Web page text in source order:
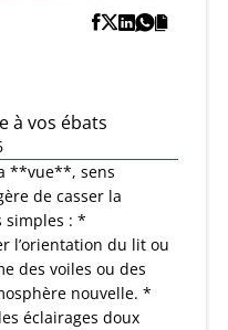
à vos ébats
**vue**, sens
de casser la
simples : *
l’orientation du lit ou
des voiles ou des
nouvelle. *
éclairages doux